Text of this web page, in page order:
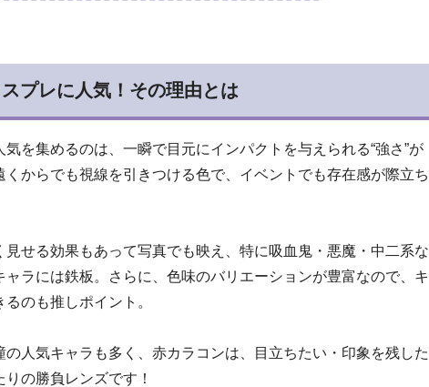
プレに人気！その理由とは
を集めるのは、一瞬で目元にインパクトを与えられる“強さ”が
からでも視線を引きつける色で、イベントでも存在感が際立ち
見せる効果もあって写真でも映え、特に吸血鬼・悪魔・中二系な
ャラには鉄板。さらに、色味のバリエーションが豊富なので、キ
のも推しポイント。
人気キャラも多く、赤カラコンは、目立ちたい・印象を残した
の勝負レンズです！